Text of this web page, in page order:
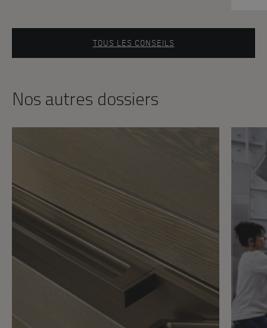
TOUS LES CONSEILS
Nos autres dossiers